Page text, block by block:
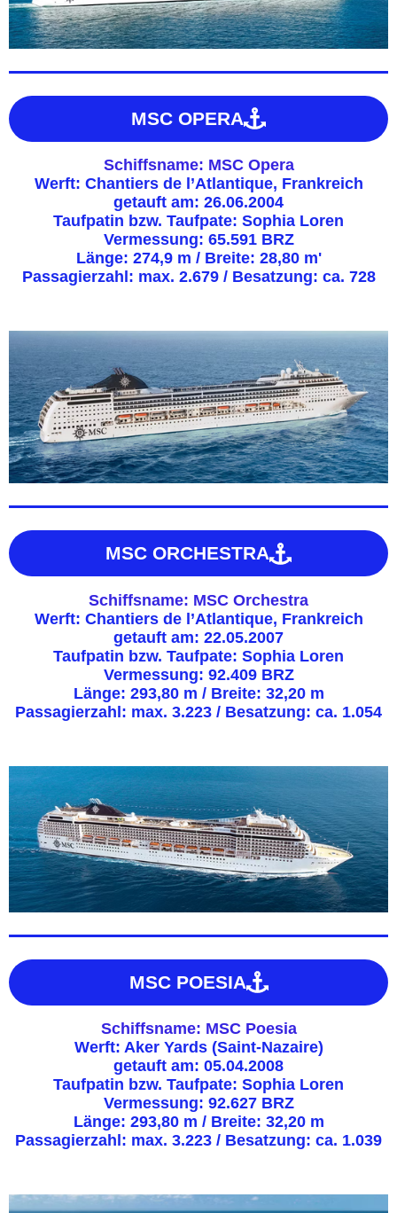
MSC OPERA
Schiffsname: MSC Opera
Werft: Chantiers de l’Atlantique, Frankreich
getauft am: 26.06.2004
Taufpatin bzw. Taufpate: Sophia Loren
Vermessung: 65.591 BRZ
Länge: 274,9 m / Breite: 28,80 m'
Passagierzahl: max. 2.679 / Besatzung: ca. 728
MSC ORCHESTRA
Schiffsname: MSC Orchestra
Werft: Chantiers de l’Atlantique, Frankreich
getauft am: 22.05.2007
Taufpatin bzw. Taufpate: Sophia Loren
Vermessung: 92.409 BRZ
Länge: 293,80 m / Breite: 32,20 m
Passagierzahl: max. 3.223 / Besatzung: ca. 1.054
MSC POESIA
Schiffsname: MSC Poesia
Werft: Aker Yards (Saint-Nazaire)
getauft am: 05.04.2008
Taufpatin bzw. Taufpate: Sophia Loren
Vermessung: 92.627 BRZ
Länge: 293,80 m / Breite: 32,20 m
Passagierzahl: max. 3.223 / Besatzung: ca. 1.039